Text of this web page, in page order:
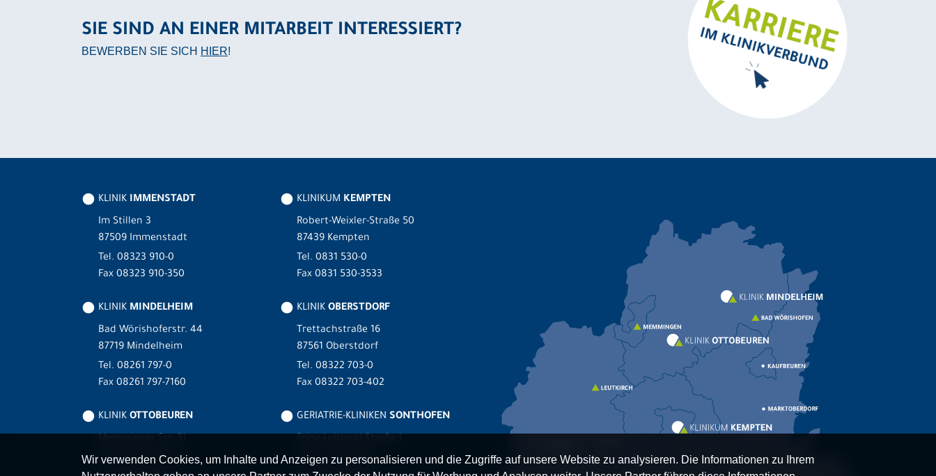
SIE SIND AN EINER MITARBEIT INTERESSIERT?
BEWERBEN SIE SICH HIER!
KLINIK IMMENSTADT
Im Stillen 3
87509 Immenstadt
Tel. 08323 910-0
Fax 08323 910-350
KLINIK MINDELHEIM
Bad Wörishoferstr. 44
87719 Mindelheim
Tel. 08261 797-0
Fax 08261 797-7160
KLINIK OTTOBEUREN
87724 Ottobeuren
KLINIKUM KEMPTEN
Robert-Weixler-Straße 50
87439 Kempten
Tel. 0831 530-0
Fax 0831 530-3533
KLINIK OBERSTDORF
Trettachstraße 16
87561 Oberstdorf
Tel. 08322 703-0
Fax 08322 703-402
GERIATRIE-KLINIKEN SONTHOFEN
87527 Sonthofen
Wir verwenden Cookies, um Inhalte und Anzeigen zu personalisieren und die Zugriffe auf unsere Website zu analysieren. Die Informationen zu Ihrem